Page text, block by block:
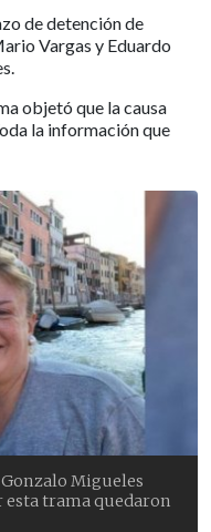
de detención de
Vargas y Eduardo
objetó que la causa
la información que
Migueles
esta trama quedaron